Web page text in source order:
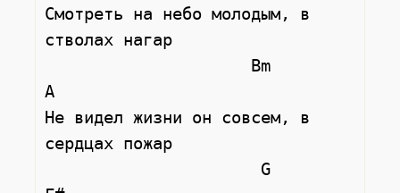
Смотреть на небо молодым, в
стволах нагар
A
Не видел жизни он совсем, в
сердцах пожар